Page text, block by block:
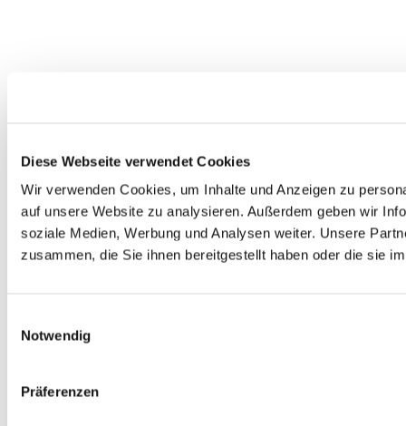
Diese Webseite verwendet Cookies
Wir verwenden Cookies, um Inhalte und Anzeigen zu
auf unsere Website zu analysieren. Außerdem geben wir
soziale Medien, Werbung und Analysen weiter. Unsere
zusammen, die Sie ihnen bereitgestellt haben oder die sie
Notwendig
Präferenzen